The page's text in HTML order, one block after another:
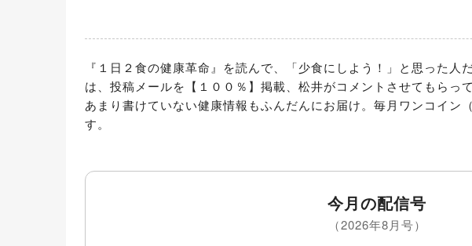
『１日２食の健康革命』を読んで、「少食にしよう！」と思った人
は、投稿メールを【１００％】掲載、松井がコメントさせてもらっ
あまり書けていない健康情報もふんだんにお届け。毎月ワンコイン
す。
今月の配信号
（2026年8月号）